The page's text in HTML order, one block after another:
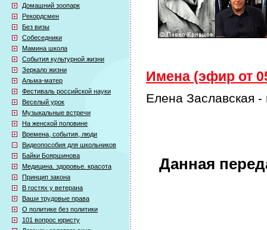
Домашний зоопарк
Рекордсмен
Без визы
Собеседники
Мамина школа
События культурной жизни
Зеркало жизни
Альма-матер
Фестиваль российской науки
Веселый урок
Музыкальные встречи
На женской половине
Времена, события, люди
Видеопособия для школьников
Байки Бояршинова
Медицина. здоровье. красота
Принцип закона
В гостях у ветерана
Ваши трудовые права
О политике без политики
101 вопрос юристу
Имена (эфир от
Елена Заславская -
Данная